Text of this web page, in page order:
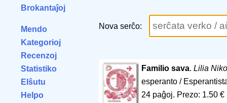
Brokantaĵoj
Mendo
Kategorioj
Recenzoj
Statistiko
Elŝutu
Helpo
Nova serĉo:
Familio sava. Lilia
esperanto /
24 paĝoj. Prezo: 1.50 €